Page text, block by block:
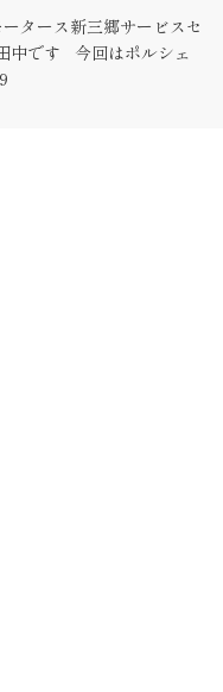
タース新三郷サービスセ
中です 今回はポルシェ